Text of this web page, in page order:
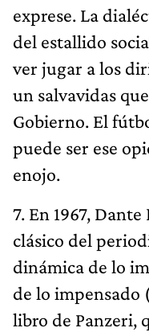
exprese. La
del estallido
ver jugar a los
un salvavidas
Gobierno. El
puede ser ese
enojo.
7. En 1967,
clásico del
dinámica de lo
de lo impensado
libro de Panzeri,